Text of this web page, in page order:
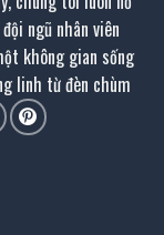
ngũ nhân viên
không gian sống
linh từ đèn chùm